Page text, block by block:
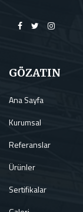
GÖZATIN
Ana Sayfa
Kurumsal
Referanslar
Ürünler
Sertifikalar